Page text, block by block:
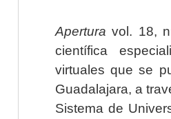
Apertura vol. 18,
científica
virtuales que se
Guadalajara, a
Sistema de